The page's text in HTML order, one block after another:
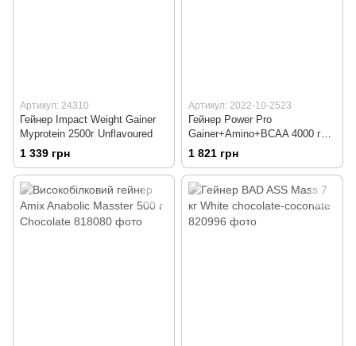
Артикул: 24310
Гейнер Impact Weight Gainer
Myprotein 2500г Unflavoured
1 339 грн
Артикул: 2022-10-2523
Гейнер Power Pro
Gainer+Amino+BCAA 4000 г
Renklod
1 821 грн